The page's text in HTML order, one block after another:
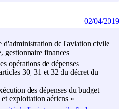
d'administration de l'aviation civile
gestionnaire finances
opérations de dépenses
30, 31 et 32 du décret du
des dépenses du budget
exploitation aériens »
02/04/2019